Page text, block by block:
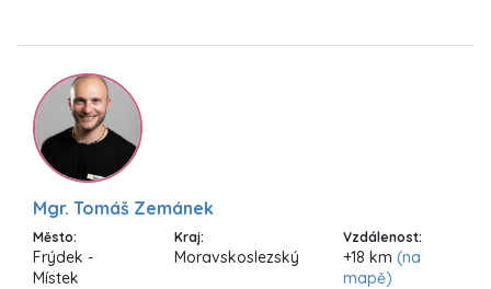
Mgr. Tomáš Zemánek
Město:
Frýdek -
Místek
Kraj:
Moravskoslezský
Vzdálenost:
+18 km (na
mapě)